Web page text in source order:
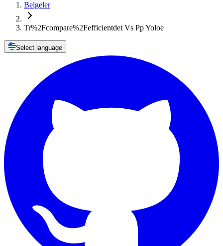
Belgeler
Tr%2Fcompare%2Fefficientdet Vs Pp Yoloe
Select language